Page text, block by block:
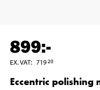
899:-
EX. VAT: 71920
Eccentric polishing